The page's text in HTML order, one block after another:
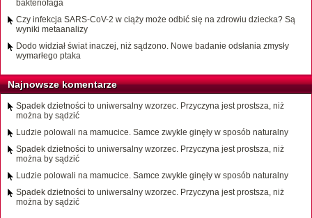
bakteriofaga
Czy infekcja SARS-CoV-2 w ciąży może odbić się na zdrowiu dziecka? Są
wyniki metaanalizy
Dodo widział świat inaczej, niż sądzono. Nowe badanie odsłania zmysły
wymarłego ptaka
Najnowsze komentarze
Spadek dzietności to uniwersalny wzorzec. Przyczyna jest prostsza, niż
można by sądzić
Ludzie polowali na mamucice. Samce zwykle ginęły w sposób naturalny
Spadek dzietności to uniwersalny wzorzec. Przyczyna jest prostsza, niż
można by sądzić
Ludzie polowali na mamucice. Samce zwykle ginęły w sposób naturalny
Spadek dzietności to uniwersalny wzorzec. Przyczyna jest prostsza, niż
można by sądzić